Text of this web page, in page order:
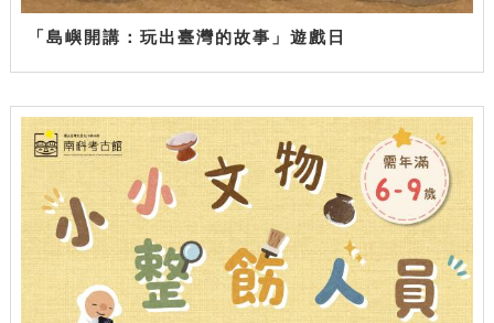
「島嶼開講：玩出臺灣的故事」遊戲日